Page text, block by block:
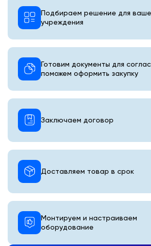
Подбираем решение для
учреждения
Готовим документы для
поможем оформить закупку
Монтируем и настраиваем
оборудование
Доставляем товар в срок
Заключаем договор